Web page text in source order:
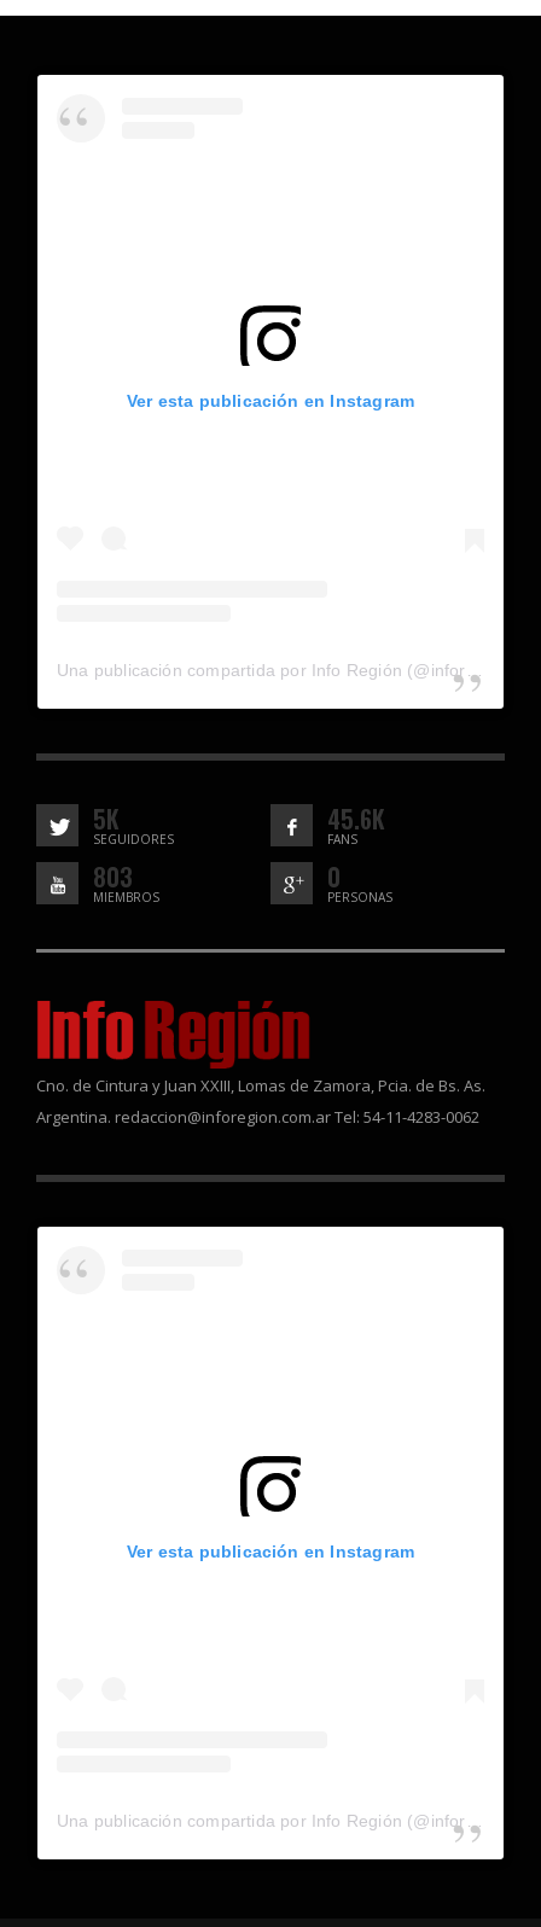
Ver esta publicación en Instagram
5K
SEGUIDORES
45.6K
FANS
803
MIEMBROS
0
PERSONAS
Cno. de Cintura y Juan XXIII, Lomas de Zamora, Pcia. de Bs. As.
Argentina. redaccion@inforegion.com.ar Tel: 54-11-4283-0062
Ver esta publicación en Instagram